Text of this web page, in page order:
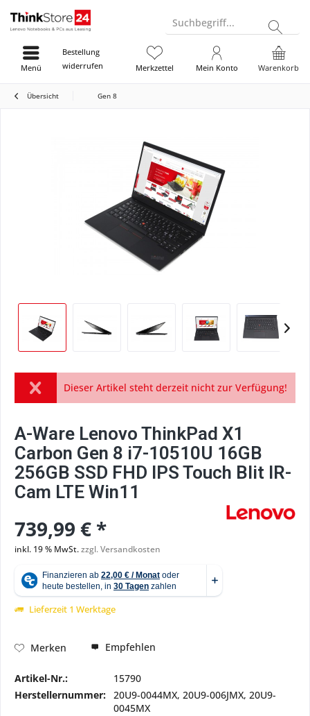
Suchbegriff...
Bestellung
widerrufen
Warenkorb
Merkzettel Mein Konto
Menü
Übersicht Gen 8
Dieser Artikel steht derzeit nicht zur Verfügung!
A-Ware Lenovo ThinkPad X1
Carbon Gen 8 i7-10510U 16GB
256GB SSD FHD IPS Touch Blit IR-
Cam LTE Win11
739,99 € *
inkl. 19 % MwSt.zzgl. Versandkosten
Lieferzeit 1 Werktage
Merken Empfehlen
Artikel-Nr.:
15790
Herstellernummer: 20U9-0044MX, 20U9-006JMX, 20U9-
0045MX